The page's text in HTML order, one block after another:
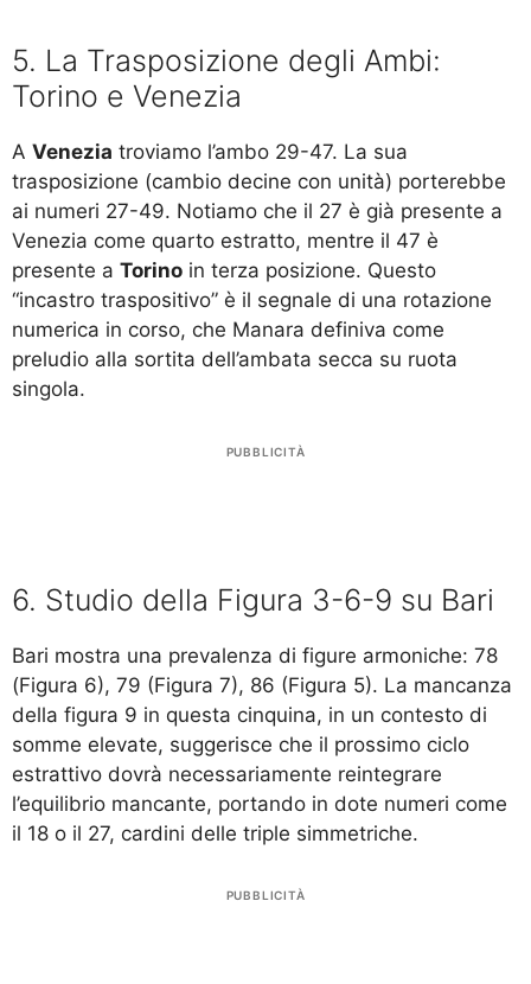
5. La Trasposizione degli Ambi:
Torino e Venezia
A Venezia troviamo l’ambo 29-47. La sua
trasposizione (cambio decine con unità) porterebbe
ai numeri 27-49. Notiamo che il 27 è già presente a
Venezia come quarto estratto, mentre il 47 è
presente a Torino in terza posizione. Questo
“incastro traspositivo” è il segnale di una rotazione
numerica in corso, che Manara definiva come
preludio alla sortita dell’ambata secca su ruota
singola.
PUBBLICITÀ
6. Studio della Figura 3-6-9 su Bari
Bari mostra una prevalenza di figure armoniche: 78
(Figura 6), 79 (Figura 7), 86 (Figura 5). La mancanza
della figura 9 in questa cinquina, in un contesto di
somme elevate, suggerisce che il prossimo ciclo
estrattivo dovrà necessariamente reintegrare
l’equilibrio mancante, portando in dote numeri come
il 18 o il 27, cardini delle triple simmetriche.
PUBBLICITÀ